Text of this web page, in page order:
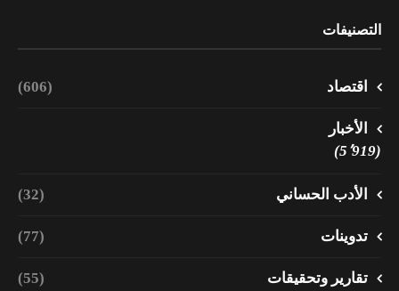
التصنيفات
اقتصاد (606)
الأخبار
(5٬919)
الأدب الحساني (32)
تدوينات (77)
تقارير وتحقيقات (55)